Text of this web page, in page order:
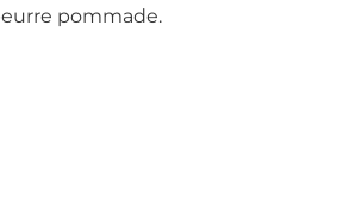
pommade.